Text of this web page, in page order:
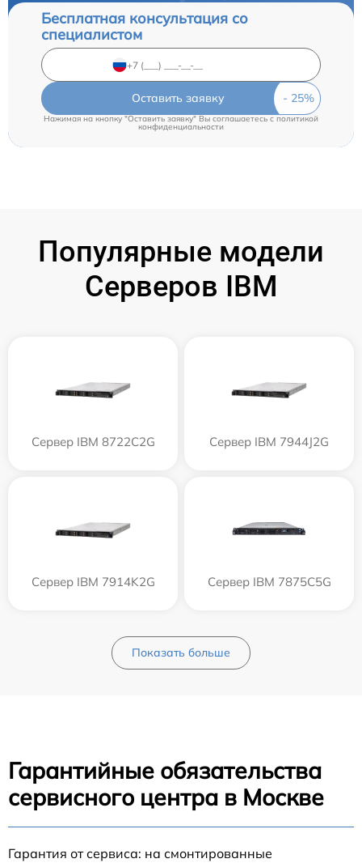
Бесплатная консультация со
специалистом
Оставить заявку
Нажимая на кнопку "Оставить заявку" Вы соглашаетесь c политикой
конфиденциальности
Популярные модели
Серверов IBM
Сервер IBM 8722C2G Сервер IBM 7944J2G
Сервер IBM 7914K2G Сервер IBM 7875C5G
Показать больше
Гарантийные обязательства
сервисного центра в Москве
Гарантия от сервиса: на смонтированные